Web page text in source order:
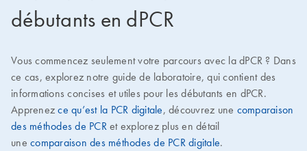
débutants en dPCR
Vous commencez seulement votre parcours avec la dPCR ? Dans
ce cas, explorez notre guide de laboratoire, qui contient des
informations concises et utiles pour les débutants en dPCR.
Apprenezce qu’est la PCR digitale, découvrez une comparaison
des méthodes de PCR et explorez plus en détail
une comparaison des méthodes de PCR digitale.